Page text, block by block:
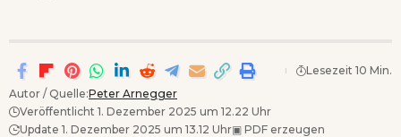
Autor / Quelle:Peter Arnegger
Veröffentlicht 1. Dezember 2025 um 12.22 Uhr
Update 1. Dezember 2025 um 13.12 Uhr▣ PDF erzeugen
Lesezeit 10 Min.